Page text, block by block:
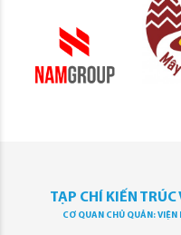
TẠP CHÍ KIẾN
CƠ QUAN CHỦ QUẢN: